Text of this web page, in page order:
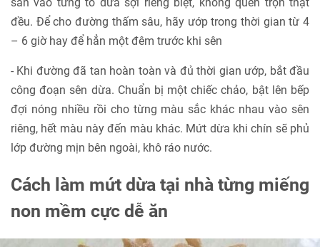
đều. Để cho đường thấm sâu, hãy ướp trong thời gian từ 4
– 6 giờ hay để hẳn một đêm trước khi sên
- Khi đường đã tan hoàn toàn và đủ thời gian ướp, bắt đầu
công đoạn sên dừa. Chuẩn bị một chiếc chảo, bật lên bếp
đợi nóng nhiều rồi cho từng màu sắc khác nhau vào sên
riêng, hết màu này đến màu khác. Mứt dừa khi chín sẽ phủ
lớp đường mịn bên ngoài, khô ráo nước.
Cách làm mứt dừa tại nhà từng miếng
non mềm cực dễ ăn